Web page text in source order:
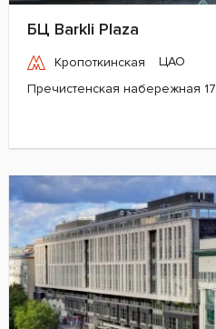
БЦ Barkli Plaza
Кропоткинская
ЦАО
Пречистенская набережная 17